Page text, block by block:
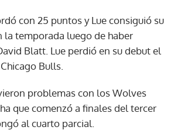
con 25 puntos y Lue consiguió su
la temporada luego de haber
Blatt. Lue perdió en su debut el
Bulls.
problemas con los Wolves
que comenzó a finales del tercer
al cuarto parcial.